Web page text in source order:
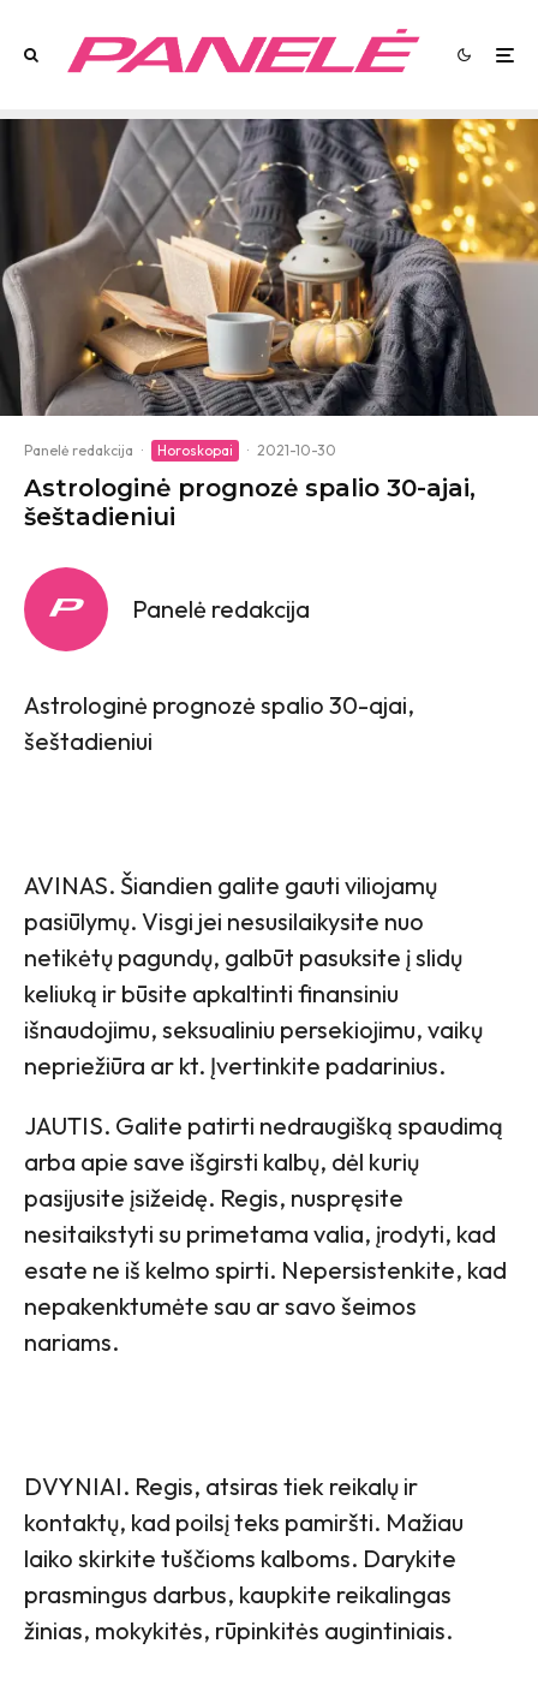
Panelė redakcija · Horoskopai · 2021-10-30
Astrologinė prognozė spalio 30-ajai,
šeštadieniui
Panelė redakcija
Astrologinė prognozė spalio 30-ajai,
šeštadieniui
AVINAS. Šiandien galite gauti viliojamų
pasiūlymų. Visgi jei nesusilaikysite nuo
netikėtų pagundų, galbūt pasuksite į slidų
keliuką ir būsite apkaltinti finansiniu
išnaudojimu, seksualiniu persekiojimu, vaikų
nepriežiūra ar kt. Įvertinkite padarinius.
JAUTIS. Galite patirti nedraugišką spaudimą
arba apie save išgirsti kalbų, dėl kurių
pasijusite įsižeidę. Regis, nuspręsite
nesitaikstyti su primetama valia, įrodyti, kad
esate ne iš kelmo spirti. Nepersistenkite, kad
nepakenktumėte sau ar savo šeimos
nariams.
DVYNIAI. Regis, atsiras tiek reikalų ir
kontaktų, kad poilsį teks pamiršti. Mažiau
laiko skirkite tuščioms kalboms. Darykite
prasmingus darbus, kaupkite reikalingas
žinias, mokykitės, rūpinkitės augintiniais.